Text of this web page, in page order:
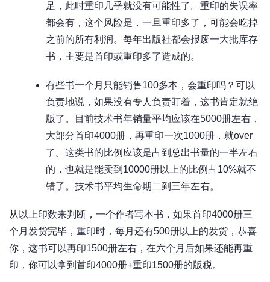
足，此时重印几乎就没有可能性了。重印的失误率
都会有，这个风险是，一旦重印多了，可能会吃掉
之前的所有利润。每年出版社都会报废一大批库存
书，主要是首印或重印多了造成的。
有些书一个月只能销售100多本，会重印吗？可以
负责地说，如果没有专人负责盯着，这书肯定就绝
版了。目前技术书年销量平均应该在5000册左右，
大部分首印4000册，再重印一次1000册，就over
了。这类书的比例应该是占到总出书量的一半左右
的，也就是能卖到10000册以上的比例占10%就不
错了。技术书平均生命期二到三年左右。
从以上印数来判断，一个作者写本书，如果首印4000册三
个月发货完毕，重印时，每月还有500册以上的发货，恭喜
你，这书可以再印1500册左右，在六个月后如果还能再重
印，你可以拿到首印4000册+重印1500册的版税。